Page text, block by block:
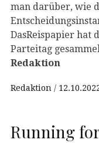
man darüber, wie
DasReispapier hat
Parteitag
Redaktion
Redaktion
Running